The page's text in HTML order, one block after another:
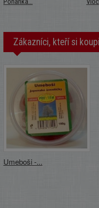
Zákazníci, kteří si
Umeboši -...